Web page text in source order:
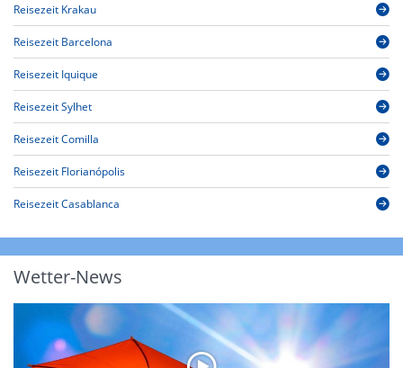
Reisezeit Krakau
Reisezeit Barcelona
Reisezeit Iquique
Reisezeit Sylhet
Reisezeit Comilla
Reisezeit Florianópolis
Reisezeit Casablanca
Wetter-News